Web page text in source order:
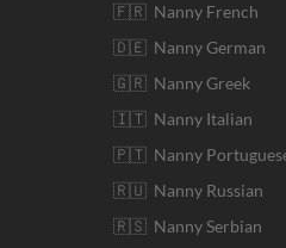
🇫🇷 Nanny French
🇩🇪 Nanny German
🇬🇷 Nanny Greek
🇮🇹 Nanny Italian
🇵🇹 Nanny
🇷🇺 Nanny Russian
🇷🇸 Nanny Serbian